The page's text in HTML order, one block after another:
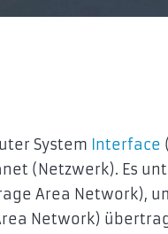
System Interface (
(Netzwerk). Es
Area Network),
Network)